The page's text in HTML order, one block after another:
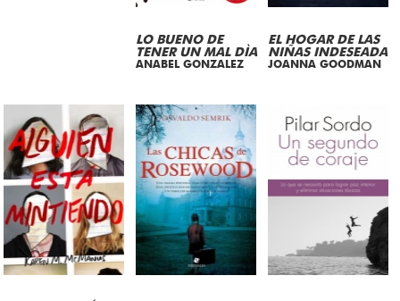
LO BUENO DE
TENER UN MAL DÌA
ANABEL GONZALEZ
EL HOGAR DE LAS
NIÑAS INDESEADA
JOANNA GOODMAN